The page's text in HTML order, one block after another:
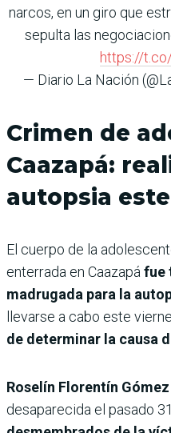
narcos, en un giro que
sepulta las
https://
— Diario La Nación
Crimen de
Caazapá:
autopsia
El cuerpo de la
enterrada en Caazapá fue
madrugada para la
llevarse a cabo este
de determinar la causa
Roselín Florentín Gómez
desaparecida el pasado